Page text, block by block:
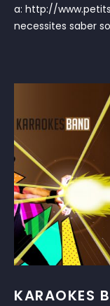
a: http://
necessites saber
KARAOKES